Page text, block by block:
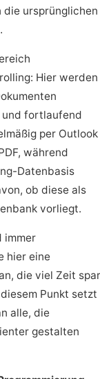
ursprünglichen
Hier werden
und fortlaufend
per Outlook
während
Datenbasis
ob diese als
vorliegt.
immer
hier eine
die viel Zeit
Punkt setzt
alle, die
gestalten